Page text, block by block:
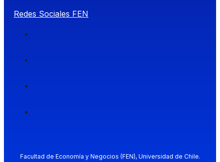
Redes Sociales FEN
Facultad de Economía y Negocios (FEN), Universidad de Chile.